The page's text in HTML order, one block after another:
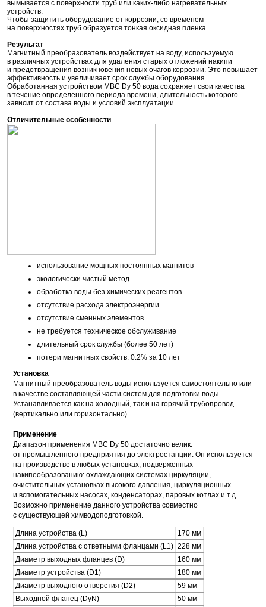
вымывается с поверхности труб или каких-либо нагревательных
устройств.
Чтобы защитить оборудование от коррозии, со временем
на поверхностях труб образуется тонкая оксидная пленка.
Результат
Магнитный преобразователь воздействует на воду, используемую
в различных устройствах для удаления старых отложений накипи
и предотвращения возникновения новых очагов коррозии. Это повышает
эффективность и увеличивает срок службы оборудования.
Обработанная устройством МВС Dy 50 вода сохраняет свои качества
в течение определенного периода времени, длительность которого
зависит от состава воды и условий эксплуатации.
Отличительные особенности
использование мощных постоянных магнитов
экологически чистый метод
обработка воды без химических реагентов
отсутствие расхода электроэнергии
отсутствие сменных элементов
не требуется техническое обслуживание
длительный срок службы (более 50 лет)
потери магнитных свойств: 0.2% за 10 лет
Установка
Магнитный преобразователь воды используется самостоятельно или
в качестве составляющей части систем для подготовки воды.
Устанавливается как на холодный, так и на горячий трубопровод
(вертикально или горизонтально).
Применение
Диапазон применения МВС Dy 50 достаточно велик:
от промышленного предприятия до электростанции. Он используется
на производстве в любых установках, подверженных
накипеобразованию: охлаждающих системах циркуляции,
очистительных установках высокого давления, циркуляционных
и вспомогательных насосах, конденсаторах, паровых котлах и т.д.
Возможно применение данного устройства совместно
с существующей химводоподготовкой.
Длина устройства (L)
170 мм
Длина устройства с ответными фланцами (L1) 228 мм
Диаметр выходных фланцев (D)
160 мм
Диаметр устройства (D1)
180 мм
Диаметр выходного отверстия (D2)
59 мм
Выходной фланец (DyN)
50 мм